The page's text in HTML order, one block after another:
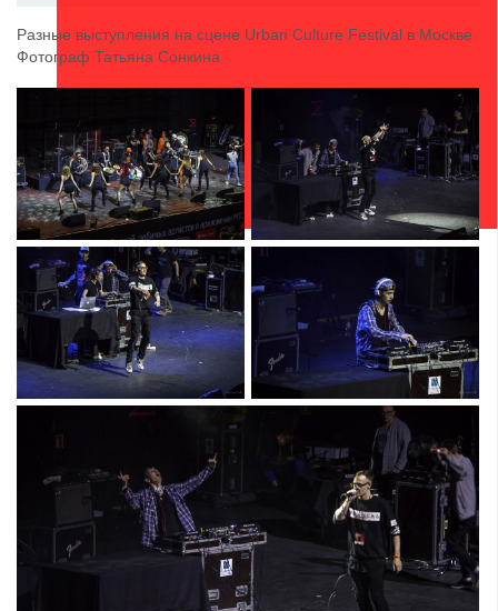
Разные выступления на сцене Urban Culture Festival в Москве
Фотограф Татьяна Сонкина